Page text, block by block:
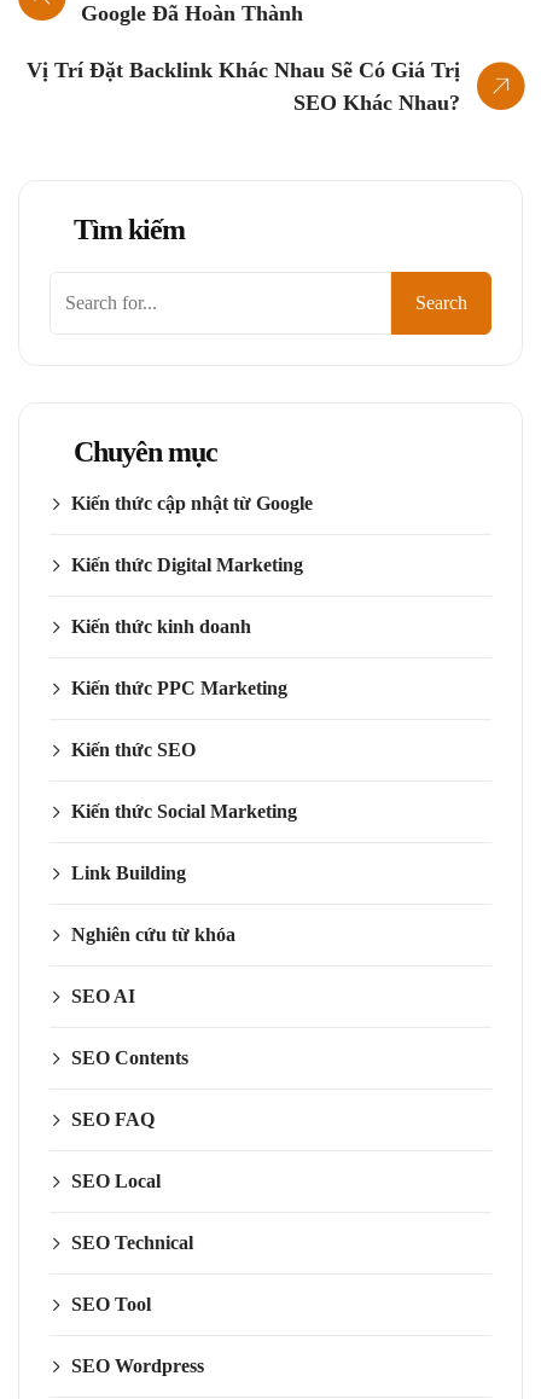
Google Đã Hoàn Thành
Vị Trí Đặt Backlink Khác Nhau Sẽ Có Giá Trị
SEO Khác Nhau?
Tìm kiếm
Search
Chuyên mục
Kiến thức cập nhật từ Google
Kiến thức Digital Marketing
Kiến thức kinh doanh
Kiến thức PPC Marketing
Kiến thức SEO
Kiến thức Social Marketing
Link Building
Nghiên cứu từ khóa
SEO AI
SEO Contents
SEO FAQ
SEO Local
SEO Technical
SEO Tool
SEO Wordpress